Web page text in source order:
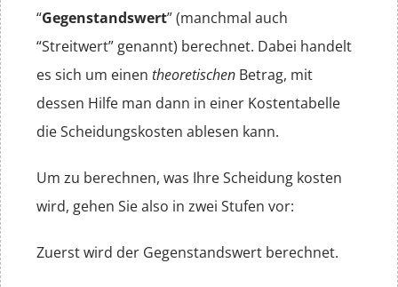
“Gegenstandswert” (manchmal auch
“Streitwert” genannt) berechnet. Dabei handelt
es sich um einen theoretischen Betrag, mit
dessen Hilfe man dann in einer Kostentabelle
die Scheidungskosten ablesen kann.
Um zu berechnen, was Ihre Scheidung kosten
wird, gehen Sie also in zwei Stufen vor:
Zuerst wird der Gegenstandswert berechnet.